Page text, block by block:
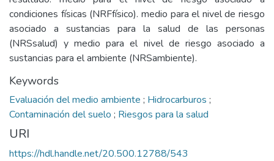
condiciones físicas (NRFfísico). medio para el nivel de riesgo
asociado a sustancias para la salud de las personas
(NRSsalud) y medio para el nivel de riesgo asociado a
sustancias para el ambiente (NRSambiente).
Keywords
Evaluación del medio ambiente ; Hidrocarburos ;
Contaminación del suelo ; Riesgos para la salud
URI
https://hdl.handle.net/20.500.12788/543